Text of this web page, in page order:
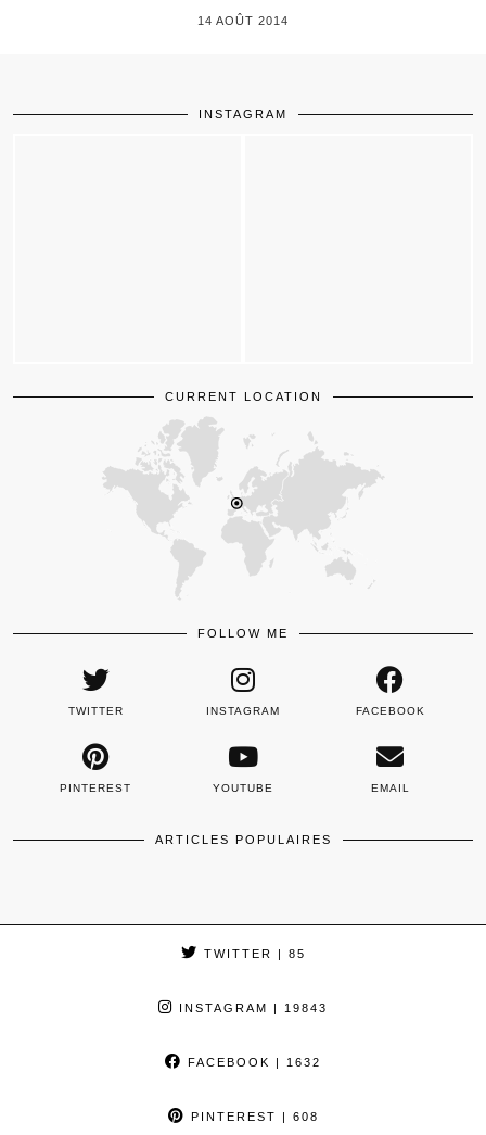
14 AOÛT 2014
INSTAGRAM
CURRENT LOCATION
FOLLOW ME
TWITTER INSTAGRAM FACEBOOK
PINTEREST YOUTUBE EMAIL
ARTICLES POPULAIRES
TWITTER | 85
INSTAGRAM | 19843
FACEBOOK | 1632
PINTEREST | 608